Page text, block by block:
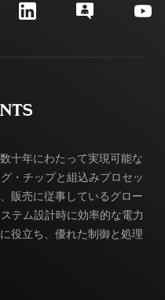
十年にわたって実現可能な
・チップと組込みプロセッ
販売に従事しているグロー
テム設計時に効率的な電力
役立ち、優れた制御と処理